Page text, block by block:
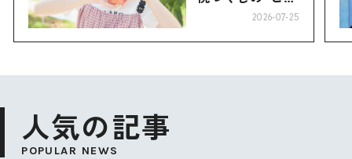
2026-07-25
人気の記事
POPULAR NEWS